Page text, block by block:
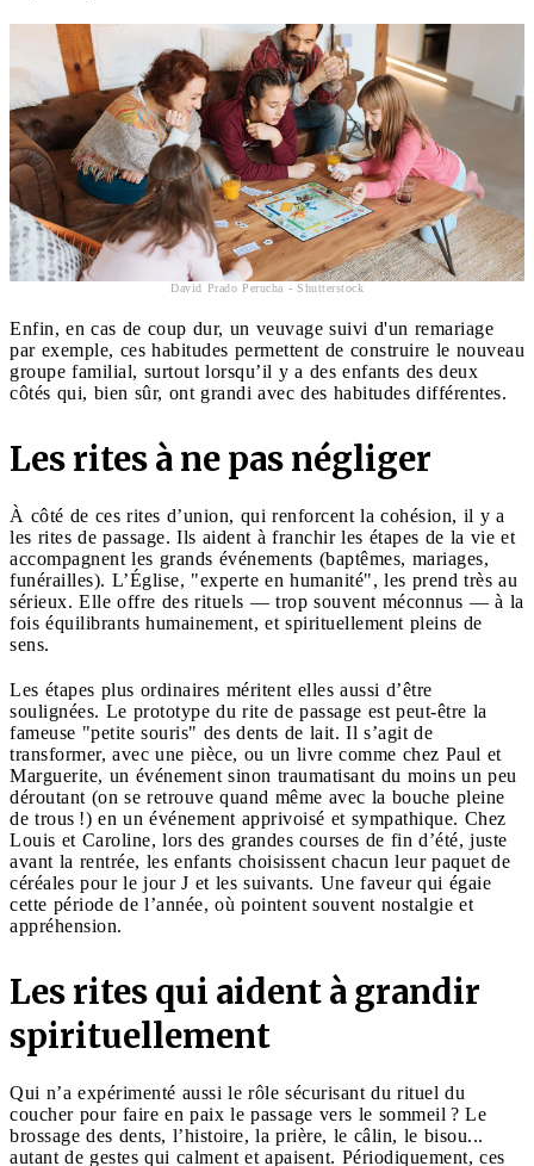
David Prado Perucha - Shutterstock
Enfin, en cas de coup dur, un veuvage suivi d'un remariage
par exemple, ces habitudes permettent de construire le nouveau
groupe familial, surtout lorsqu’il y a des enfants des deux
côtés qui, bien sûr, ont grandi avec des habitudes différentes.
Les rites à ne pas négliger
À côté de ces rites d’union, qui renforcent la cohésion, il y a
les rites de passage. Ils aident à franchir les étapes de la vie et
accompagnent les grands événements (baptêmes, mariages,
funérailles). L’Église, "experte en humanité", les prend très au
sérieux. Elle offre des rituels — trop souvent méconnus — à la
fois équilibrants humainement, et spirituellement pleins de
sens.
Les étapes plus ordinaires méritent elles aussi d’être
soulignées. Le prototype du rite de passage est peut-être la
fameuse "petite souris" des dents de lait. Il s’agit de
transformer, avec une pièce, ou un livre comme chez Paul et
Marguerite, un événement sinon traumatisant du moins un peu
déroutant (on se retrouve quand même avec la bouche pleine
de trous !) en un événement apprivoisé et sympathique. Chez
Louis et Caroline, lors des grandes courses de fin d’été, juste
avant la rentrée, les enfants choisissent chacun leur paquet de
céréales pour le jour J et les suivants. Une faveur qui égaie
cette période de l’année, où pointent souvent nostalgie et
appréhension.
Les rites qui aident à grandir
spirituellement
Qui n’a expérimenté aussi le rôle sécurisant du rituel du
coucher pour faire en paix le passage vers le sommeil ? Le
brossage des dents, l’histoire, la prière, le câlin, le bisou...
autant de gestes qui calment et apaisent. Périodiquement, ces